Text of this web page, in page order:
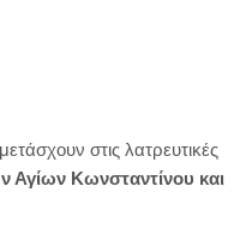
στις λατρευτικές
Αγίων Κωνσταντίνου και